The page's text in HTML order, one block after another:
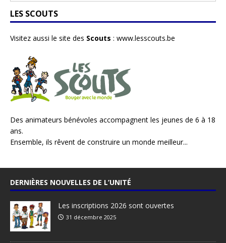
LES SCOUTS
Visitez aussi le site des Scouts : www.lesscouts.be
Des animateurs bénévoles accompagnent les jeunes de 6 à 18
ans.
Ensemble, ils rêvent de construire un monde meilleur...
DERNIÈRES NOUVELLES DE L’UNITÉ
Les inscriptions 2026 sont ouvertes
31 décembre 2025